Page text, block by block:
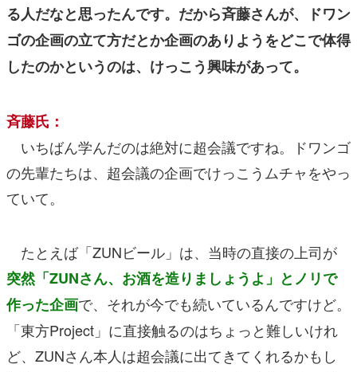
る人だなと思ったんです。だから斉藤さんが、ドワン
ゴの企画の立て方だとか企画のありようをどこで体得
したのかというのは、けっこう興味があって。
斉藤氏：
いちばん学んだのは絶対に超会議ですね。ドワンゴ
の先輩たちは、超会議の企画でけっこうムチャをやっ
ていて。
たとえば「ZUNビール」は、当時の直接の上司が
突然「ZUNさん、お酒を造りましょうよ」とノリで
作った企画で、それが今でも続いているんですけど。
「東方Project」に直接触るのはちょっと難しいけれ
ど、ZUNさん本人は超会議に出てきてくれるかもし